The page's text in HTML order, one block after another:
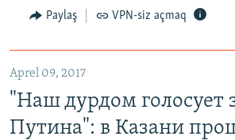
Paylaş VPN-siz açmaq
Aprel 09, 2017
"Наш дурдом голосует
Путина": в Казани